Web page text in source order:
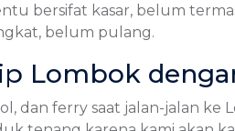
bersifat kasar, belum
belum pulang.
Lombok
dan ferry saat jalan-jalan ke